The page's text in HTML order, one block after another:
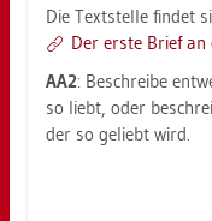
Die Text­stel­le fin­det
Der erste Brief
AA2: Be­schrei­be
so liebt, oder
der so ge­liebt wird.